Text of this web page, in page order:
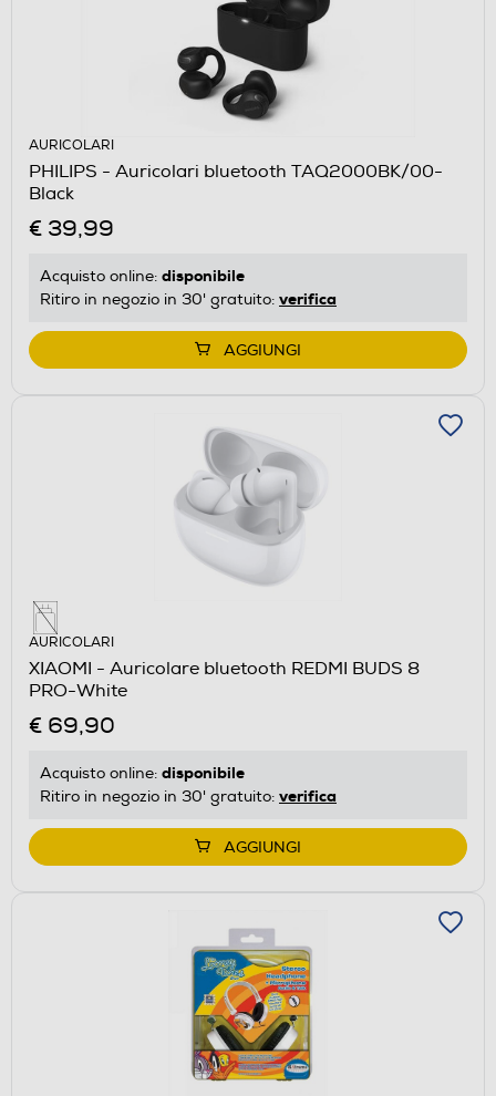
AURICOLARI
PHILIPS - Auricolari bluetooth TAQ2000BK/00-
Black
€ 39,99
Acquisto online: disponibile
Ritiro in negozio in 30' gratuito: verifica
AGGIUNGI
AURICOLARI
XIAOMI - Auricolare bluetooth REDMI BUDS 8
PRO-White
€ 69,90
Acquisto online: disponibile
Ritiro in negozio in 30' gratuito: verifica
AGGIUNGI